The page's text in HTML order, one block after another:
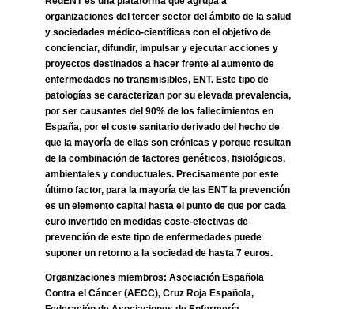
organizaciones del tercer sector del ámbito de la salud
y sociedades médico-científicas con el objetivo de
concienciar, difundir, impulsar y ejecutar acciones y
proyectos destinados a hacer frente al aumento de
enfermedades no transmisibles, ENT. Este tipo de
patologías se caracterizan por su elevada prevalencia,
por ser causantes del 90% de los fallecimientos en
España, por el coste sanitario derivado del hecho de
que la mayoría de ellas son crónicas y porque resultan
de la combinación de factores genéticos, fisiológicos,
ambientales y conductuales. Precisamente por este
último factor, para la mayoría de las ENT la prevención
es un elemento capital hasta el punto de que por cada
euro invertido en medidas coste-efectivas de
prevención de este tipo de enfermedades puede
suponer un retorno a la sociedad de hasta 7 euros.
Organizaciones miembros: Asociación Española
Contra el Cáncer (AECC), Cruz Roja Española,